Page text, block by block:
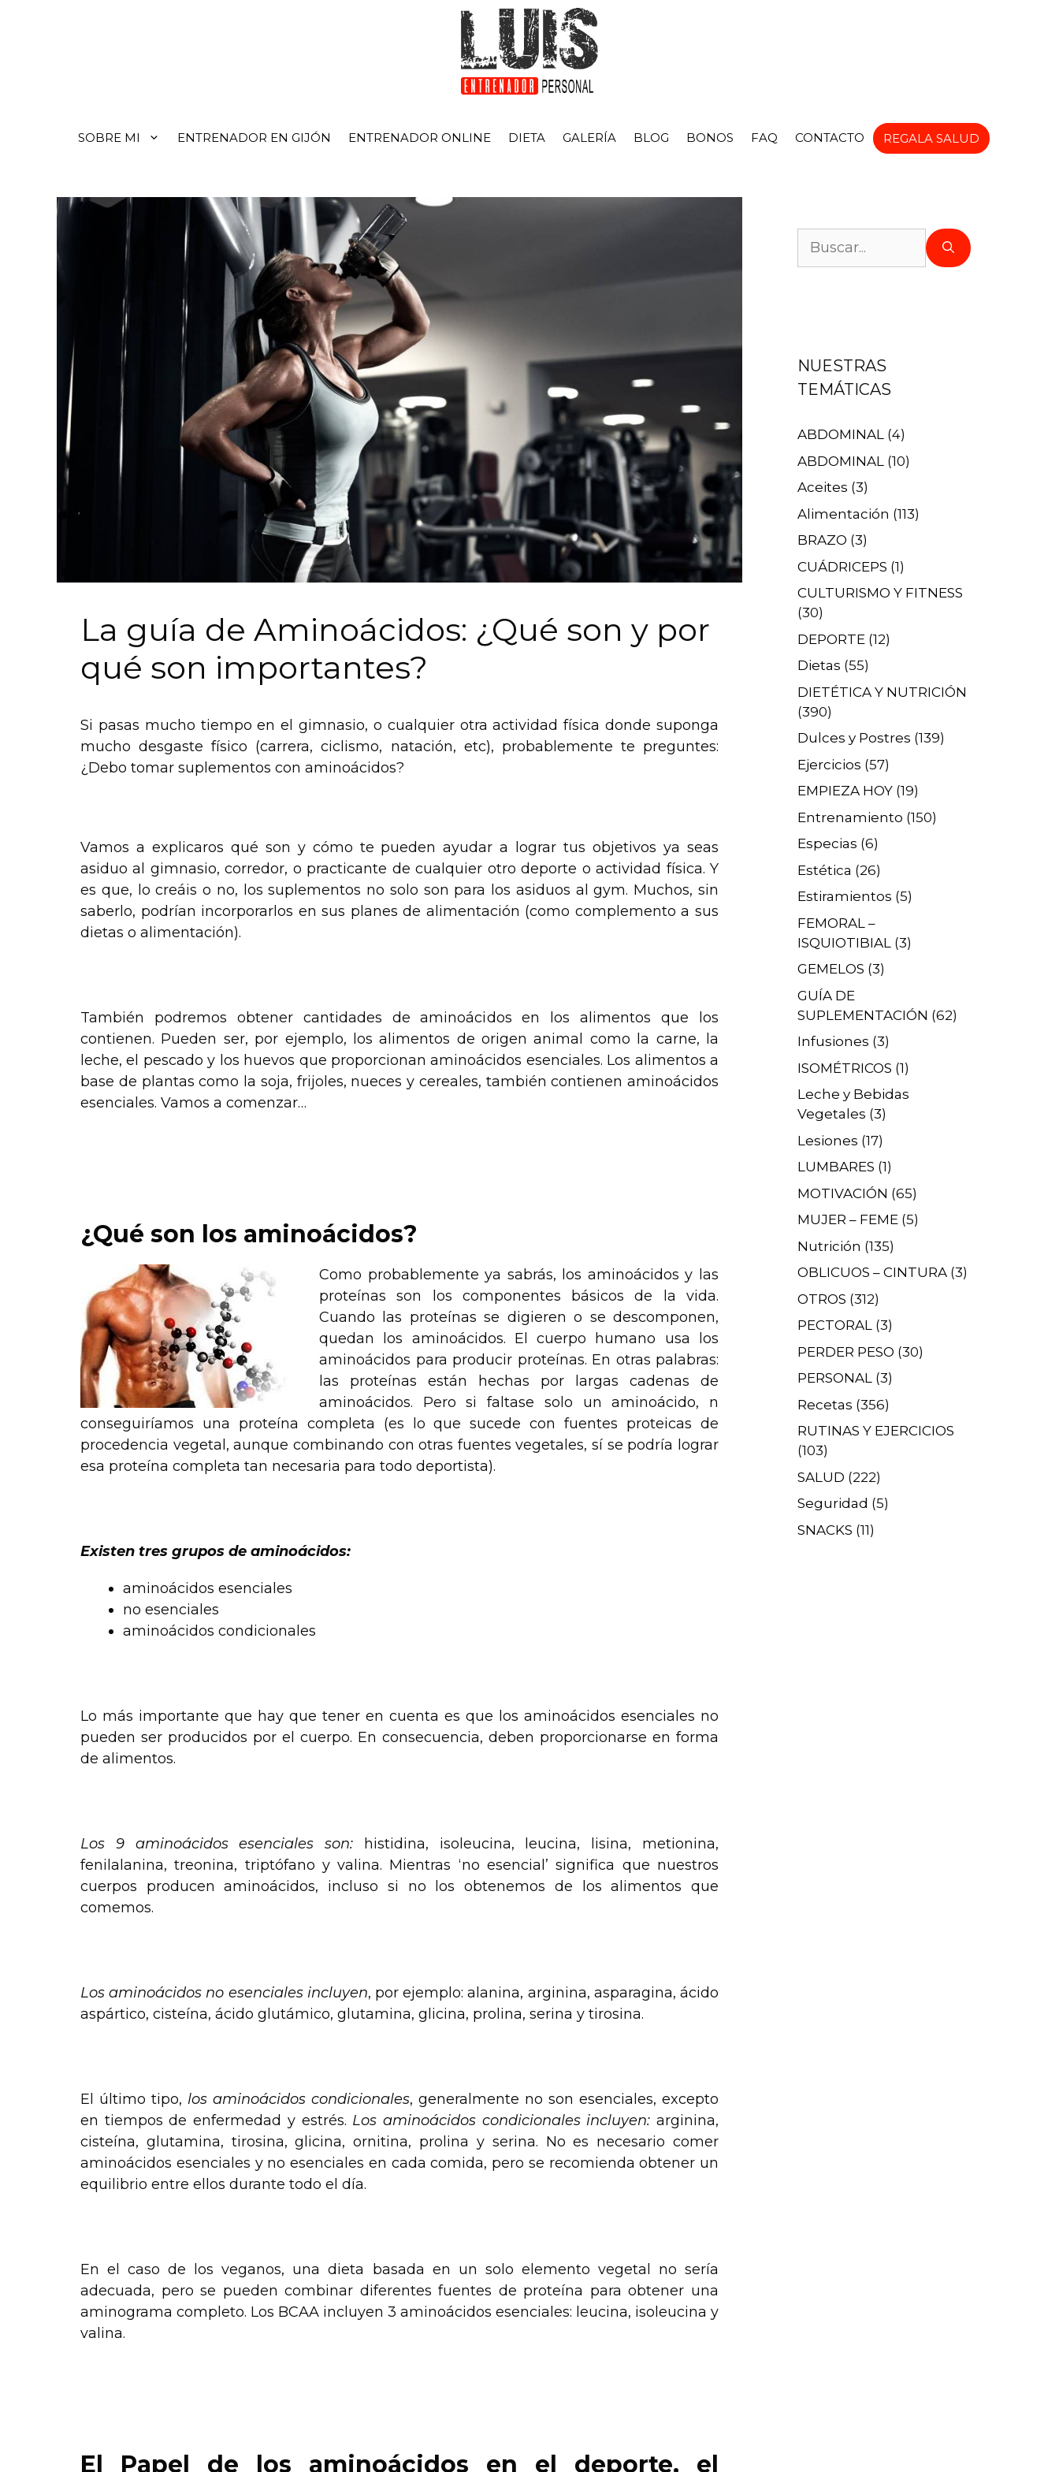
SOBRE MI ENTRENADOR EN GIJÓN ENTRENADOR ONLINE DIETA GALERÍA BLOG BONOS FAQ CONTACTO REGALA SALUD
La guía de Aminoácidos: ¿Qué son y por
qué son importantes?
Si pasas mucho tiempo en el gimnasio, o cualquier otra actividad física donde suponga
mucho desgaste físico (carrera, ciclismo, natación, etc), probablemente te preguntes:
¿Debo tomar suplementos con aminoácidos?
Vamos a explicaros qué son y cómo te pueden ayudar a lograr tus objetivos ya seas
asiduo al gimnasio, corredor, o practicante de cualquier otro deporte o actividad física. Y
es que, lo creáis o no, los suplementos no solo son para los asiduos al gym. Muchos, sin
saberlo, podrían incorporarlos en sus planes de alimentación (como complemento a sus
dietas o alimentación).
También podremos obtener cantidades de aminoácidos en los alimentos que los
contienen. Pueden ser, por ejemplo, los alimentos de origen animal como la carne, la
leche, el pescado y los huevos que proporcionan aminoácidos esenciales. Los alimentos a
base de plantas como la soja, frijoles, nueces y cereales, también contienen aminoácidos
esenciales. Vamos a comenzar…
¿Qué son los aminoácidos?
Como probablemente ya sabrás, los aminoácidos y las
proteínas son los componentes básicos de la vida.
Cuando las proteínas se digieren o se descomponen,
quedan los aminoácidos. El cuerpo humano usa los
aminoácidos para producir proteínas. En otras palabras:
las proteínas están hechas por largas cadenas de
aminoácidos. Pero si faltase solo un aminoácido, n
conseguiríamos una proteína completa (es lo que sucede con fuentes proteicas de
procedencia vegetal, aunque combinando con otras fuentes vegetales, sí se podría lograr
esa proteína completa tan necesaria para todo deportista).
Existen tres grupos de aminoácidos:
aminoácidos esenciales
no esenciales
aminoácidos condicionales
Lo más importante que hay que tener en cuenta es que los aminoácidos esenciales no
pueden ser producidos por el cuerpo. En consecuencia, deben proporcionarse en forma
de alimentos.
Los 9 aminoácidos esenciales son: histidina, isoleucina, leucina, lisina, metionina,
fenilalanina, treonina, triptófano y valina. Mientras ‘no esencial’ significa que nuestros
cuerpos producen aminoácidos, incluso si no los obtenemos de los alimentos que
comemos.
Los aminoácidos no esenciales incluyen, por ejemplo: alanina, arginina, asparagina, ácido
aspártico, cisteína, ácido glutámico, glutamina, glicina, prolina, serina y tirosina.
El último tipo, los aminoácidos condicionales, generalmente no son esenciales, excepto
en tiempos de enfermedad y estrés. Los aminoácidos condicionales incluyen: arginina,
cisteína, glutamina, tirosina, glicina, ornitina, prolina y serina. No es necesario comer
aminoácidos esenciales y no esenciales en cada comida, pero se recomienda obtener un
equilibrio entre ellos durante todo el día.
En el caso de los veganos, una dieta basada en un solo elemento vegetal no sería
adecuada, pero se pueden combinar diferentes fuentes de proteína para obtener una
aminograma completo. Los BCAA incluyen 3 aminoácidos esenciales: leucina, isoleucina y
valina.
El Papel de los aminoácidos en el deporte, el
NUESTRAS
TEMÁTICAS
ABDOMINAL (4)
ABDOMINAL (10)
Aceites (3)
Alimentación (113)
BRAZO (3)
CUÁDRICEPS (1)
CULTURISMO Y FITNESS
(30)
DEPORTE (12)
Dietas (55)
DIETÉTICA Y NUTRICIÓN
(390)
Dulces y Postres (139)
Ejercicios (57)
EMPIEZA HOY (19)
Entrenamiento (150)
Especias (6)
Estética (26)
Estiramientos (5)
FEMORAL –
ISQUIOTIBIAL (3)
GEMELOS (3)
GUÍA DE
SUPLEMENTACIÓN (62)
Infusiones (3)
ISOMÉTRICOS (1)
Leche y Bebidas
Vegetales (3)
Lesiones (17)
LUMBARES (1)
MOTIVACIÓN (65)
MUJER – FEME (5)
Nutrición (135)
OBLICUOS – CINTURA (3)
OTROS (312)
PECTORAL (3)
PERDER PESO (30)
PERSONAL (3)
Recetas (356)
RUTINAS Y EJERCICIOS
(103)
SALUD (222)
Seguridad (5)
SNACKS (11)